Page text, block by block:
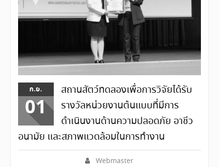
ก.ย.
01
สถานสัตว์ทดลองเพื่อการวิจัยได้รับ
รางวัลหน่วยงานต้นแบบที่มีการ
ดำเนินงานด้านความปลอดภัย อาชีว
อนามัย และสภาพแวดล้อมในการทำงาน
Webmaster